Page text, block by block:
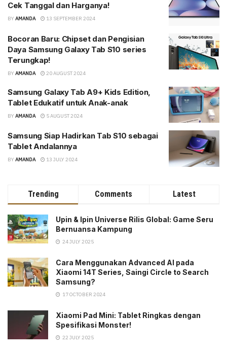
Cek Tanggal dan Harganya!
BY AMANDA 13 SEPTEMBER 2024
Bocoran Baru: Chipset dan Pengisian
Daya Samsung Galaxy Tab S10 series
Terungkap!
BY AMANDA 20 AUGUST 2024
Samsung Galaxy Tab A9+ Kids Edition,
Tablet Edukatif untuk Anak-anak
BY AMANDA 5 AUGUST 2024
Samsung Siap Hadirkan Tab S10 sebagai
Tablet Andalannya
BY AMANDA 13 JULY 2024
Trending Comments Latest
Upin & Ipin Universe Rilis Global: Game Seru
Bernuansa Kampung
24 JULY 2025
Cara Menggunakan Advanced AI pada
Xiaomi 14T Series, Saingi Circle to Search
Samsung?
17 OCTOBER 2024
Xiaomi Pad Mini: Tablet Ringkas dengan
Spesifikasi Monster!
22 JULY 2025